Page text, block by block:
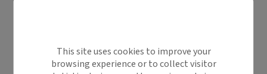
This site uses cookies to improve your
browsing experience or to collect visitor